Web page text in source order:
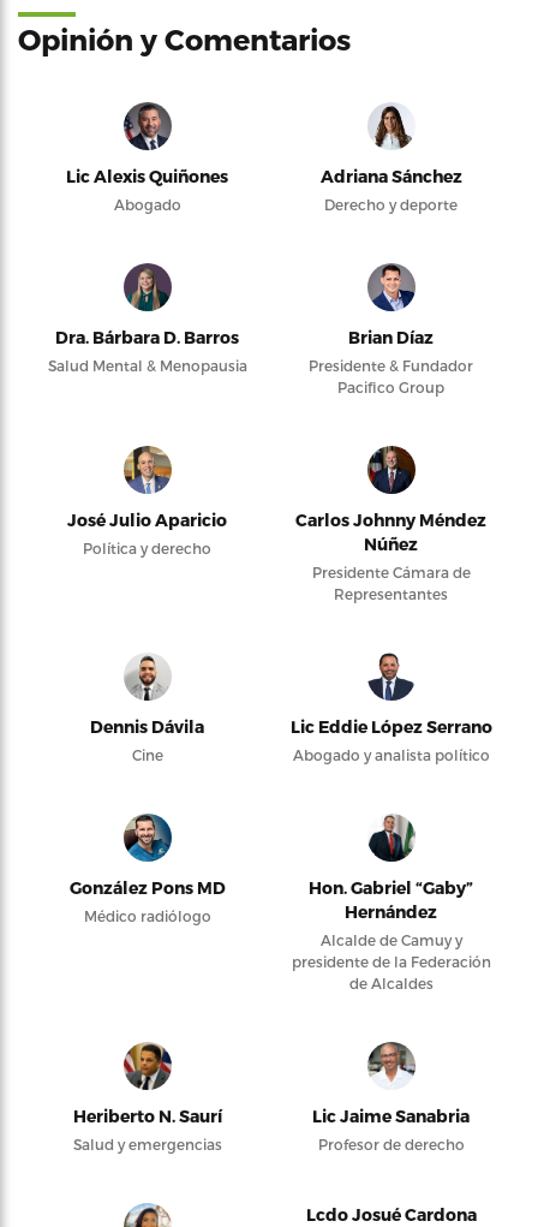
Opinión y Comentarios
Lic Alexis Quiñones
Abogado
Adriana Sánchez
Derecho y deporte
Dra. Bárbara D. Barros
Salud Mental & Menopausia
Brian Díaz
Presidente & Fundador
Pacifico Group
José Julio Aparicio
Política y derecho
Carlos Johnny Méndez
Núñez
Presidente Cámara de
Representantes
Dennis Dávila
Cine
Lic Eddie López Serrano
Abogado y analista político
González Pons MD
Médico radiólogo
Hon. Gabriel “Gaby”
Hernández
Alcalde de Camuy y
presidente de la Federación
de Alcaldes
Heriberto N. Saurí
Salud y emergencias
Lic Jaime Sanabria
Profesor de derecho
Lcdo Josué Cardona